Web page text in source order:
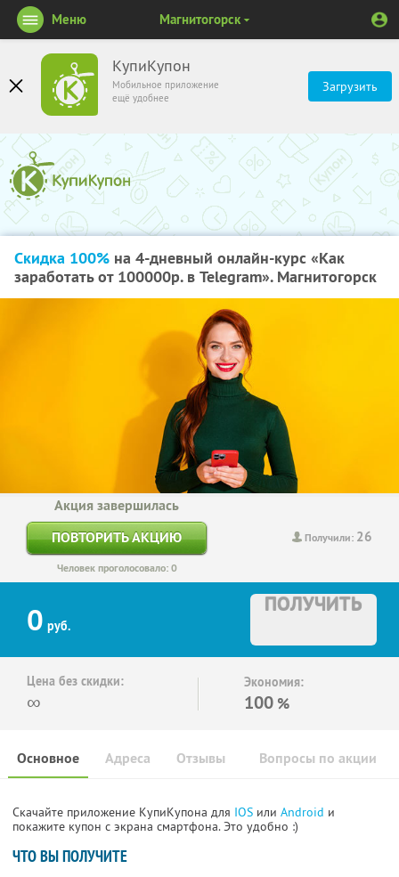
КупиКупон
Мобильное приложение
ещё удобнее
Загрузить
Меню Магнитогорск
Скидка 100% на 4-дневный онлайн-курс «Как
заработать от 100000р. в Telegram». Магнитогорск
Получили: 26
Акция завершилась
ПОВТОРИТЬ АКЦИЮ
Человек проголосовало: 0
0 руб.
ПОЛУЧИТЬ
Цена без скидки:
∞
Экономия:
100 %
Основное Отзывы Вопросы по акции
Адреса
Скачайте приложение КупиКупона для IOS или Android и
покажите купон с экрана смартфона. Это удобно :)
ЧТО ВЫ ПОЛУЧИТЕ